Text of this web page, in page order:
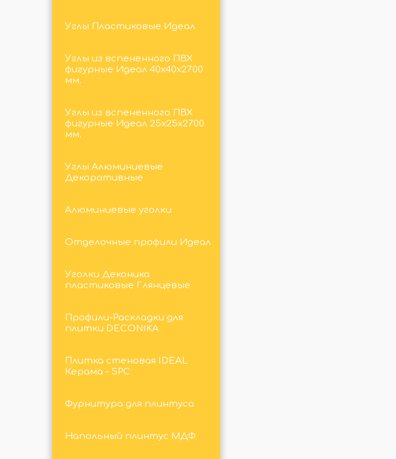
Углы Пластиковые Идеал
Углы из вспененного ПВХ
фигурные Идеал 40х40х2700
мм.
Углы из вспененного ПВХ
фигурные Идеал 25х25х2700
мм.
Углы Алюминиевые
Декоративные
Алюминиевые уголки
Отделочные профили Идеал
Уголки Деконика
пластиковые Глянцевые
Профили-Раскладки для
плитки DECONIKA
Плитка стеновая IDEAL
Керама - SPC
Фурнитура для плинтуса
Напольный плинтус МДФ